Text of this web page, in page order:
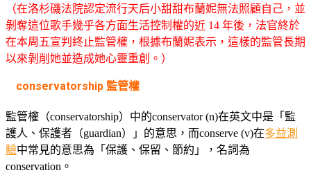
（在洛杉磯法院認定流行天后小甜甜布蘭妮無法照顧自己，並
剝奪這位歌手幾乎各方面生活控制權的近 14 年後，法官終於
在本周五宣判終止監管權，根據布蘭妮表示，這樣的監管長期
以來剝削她並造成她心靈重創。）
conservatorship 監管權
監管權（conservatorship）中的conservator (n)在英文中是「監
護人、保護者（guardian）」的意思，而conserve (v)在多益測
驗中常見的意思為「保護、保留、節約」，名詞為
conservation。